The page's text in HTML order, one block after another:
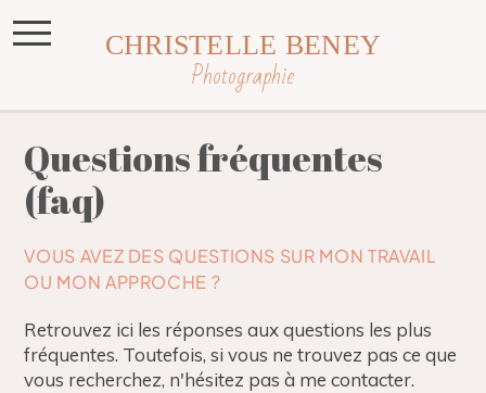
Photographie
CHRISTELLE BENEY
Questions fréquentes
(faq)
VOUS AVEZ DES QUESTIONS SUR MON TRAVAIL
OU MON APPROCHE ?
Retrouvez ici les réponses aux questions les plus
fréquentes. Toutefois, si vous ne trouvez pas ce que
vous recherchez, n'hésitez pas à me contacter.